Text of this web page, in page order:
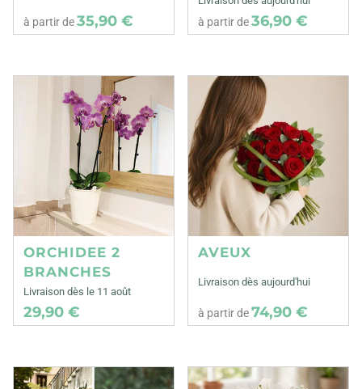
à partir de35,90 € à partir de36,90 €
ORCHIDEE 2
BRANCHES
Livraison dès le 11 août
29,90 €
AVEUX
Livraison dès aujourd'hui
à partir de74,90 €